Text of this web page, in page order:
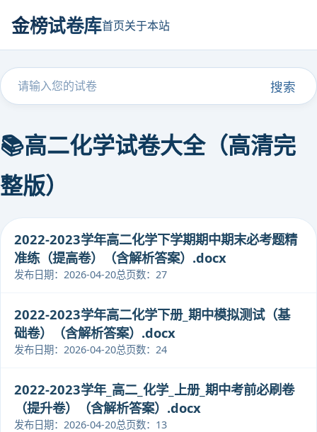
金榜试卷库首页关于本站
搜索
📚高二化学试卷大全（高清完
整版）
2022-2023学年高二化学下学期期中期末必考题精
准练（提高卷）（含解析答案）.docx
发布日期：2026-04-20总页数：27
2022-2023学年高二化学下册_期中模拟测试（基
础卷）（含解析答案）.docx
发布日期：2026-04-20总页数：24
2022-2023学年_高二_化学_上册_期中考前必刷卷
（提升卷）（含解析答案）.docx
发布日期：2026-04-20总页数：13